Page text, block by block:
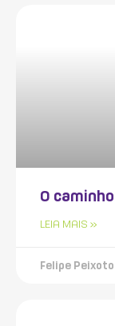
O
LEIA MAIS »
Felipe Peixoto